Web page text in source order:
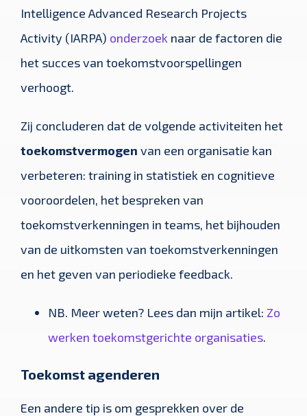
Intelligence Advanced Research Projects
Activity (IARPA) onderzoek naar de factoren die
het succes van toekomstvoorspellingen
verhoogt.
Zij concluderen dat de volgende activiteiten het
toekomstvermogen van een organisatie kan
verbeteren: training in statistiek en cognitieve
vooroordelen, het bespreken van
toekomstverkenningen in teams, het bijhouden
van de uitkomsten van toekomstverkenningen
en het geven van periodieke feedback.
NB. Meer weten? Lees dan mijn artikel: Zo
werken toekomstgerichte organisaties.
Toekomst agenderen
Een andere tip is om gesprekken over de